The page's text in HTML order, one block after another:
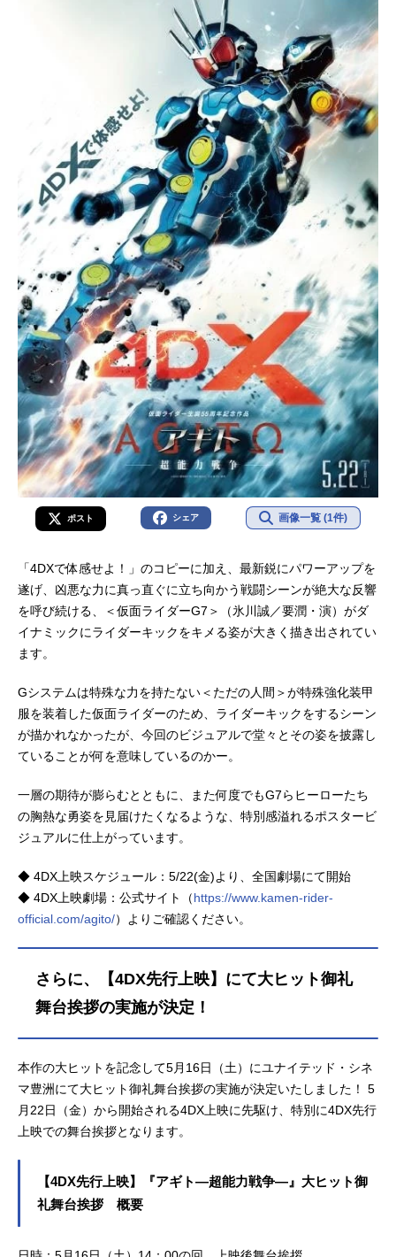
ポスト シェア 画像一覧 (1件)
「4DXで体感せよ！」のコピーに加え、最新鋭にパワーアップを
遂げ、凶悪な力に真っ直ぐに立ち向かう戦闘シーンが絶大な反響
を呼び続ける、＜仮面ライダーG7＞（氷川誠／要潤・演）がダ
イナミックにライダーキックをキメる姿が大きく描き出されてい
ます。
Gシステムは特殊な力を持たない＜ただの人間＞が特殊強化装甲
服を装着した仮面ライダーのため、ライダーキックをするシーン
が描かれなかったが、今回のビジュアルで堂々とその姿を披露し
ていることが何を意味しているのかー。
一層の期待が膨らむとともに、また何度でもG7らヒーローたち
の胸熱な勇姿を見届けたくなるような、特別感溢れるポスタービ
ジュアルに仕上がっています。
◆ 4DX上映スケジュール：5/22(金)より、全国劇場にて開始
◆ 4DX上映劇場：公式サイト（https://www.kamen-rider-
official.com/agito/）よりご確認ください。
さらに、【4DX先行上映】にて大ヒット御礼
舞台挨拶の実施が決定！
本作の大ヒットを記念して5月16日（土）にユナイテッド・シネ
マ豊洲にて大ヒット御礼舞台挨拶の実施が決定いたしました！ 5
月22日（金）から開始される4DX上映に先駆け、特別に4DX先行
上映での舞台挨拶となります。
【4DX先行上映】『アギト―超能力戦争―』大ヒット御
礼舞台挨拶 概要